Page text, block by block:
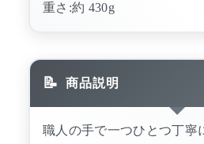
重さ:約 430g
商品説明
職人の手で一つひとつ丁寧